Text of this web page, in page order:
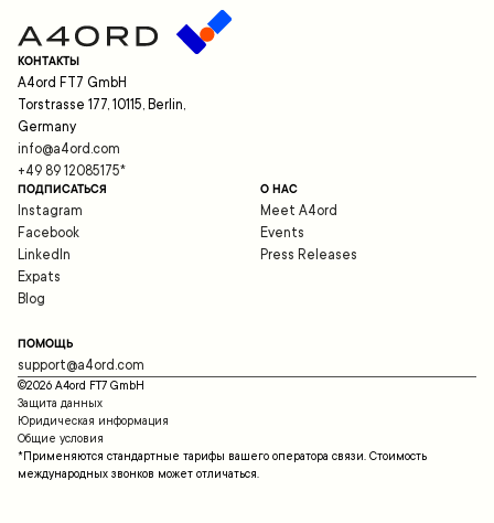
КОНТАКТЫ
A4ord FT7 GmbH
Torstrasse 177, 10115, Berlin,
Germany
info@a4ord.com
+49 89 12085175*
ПОДПИСАТЬСЯ
Instagram
Facebook
LinkedIn
Expats
Blog
О НАС
Meet A4ord
Events
Press Releases
ПОМОЩЬ
support@a4ord.com
©2026 A4ord FT7 GmbH
Защита данных
Юридическая информация
Общие условия
*Применяются стандартные тарифы вашего оператора связи. Стоимость
международных звонков может отличаться.